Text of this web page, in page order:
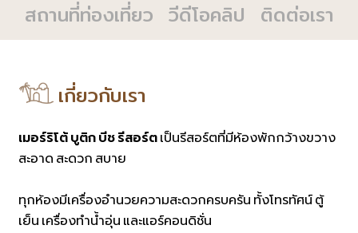
สถานที่ท่องเที่ยว วีดีโอคลิป ติดต่อเรา
เกี่ยวกับเรา
เมอร์ริโต้ บูติก บีช รีสอร์ตเป็นรีสอร์ตที่มีห้องพักกว้างขวาง
สะอาด สะดวก สบาย
ทุกห้องมีเครื่องอำนวยความสะดวกครบครัน ทั้งโทรทัศน์ ตู้
เย็น เครื่องทำน้ำอุ่น และแอร์คอนดิชั่น